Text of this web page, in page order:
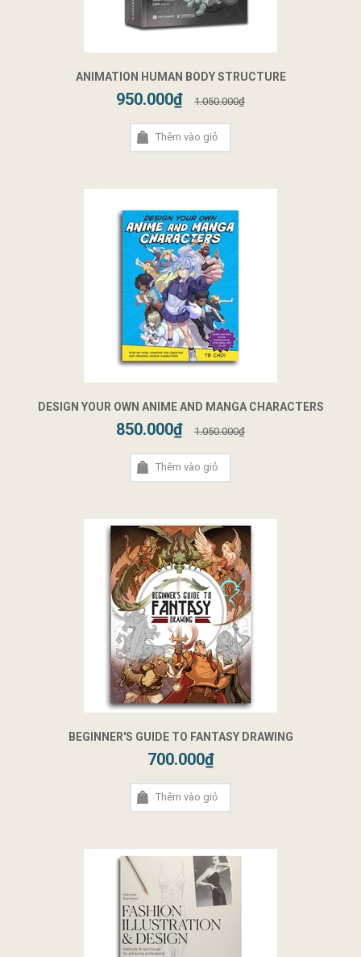
ANIMATION HUMAN BODY STRUCTURE
950.000₫ 1.050.000₫
Thêm vào giỏ
DESIGN YOUR OWN ANIME AND MANGA CHARACTERS
850.000₫ 1.050.000₫
Thêm vào giỏ
BEGINNER'S GUIDE TO FANTASY DRAWING
700.000₫
Thêm vào giỏ